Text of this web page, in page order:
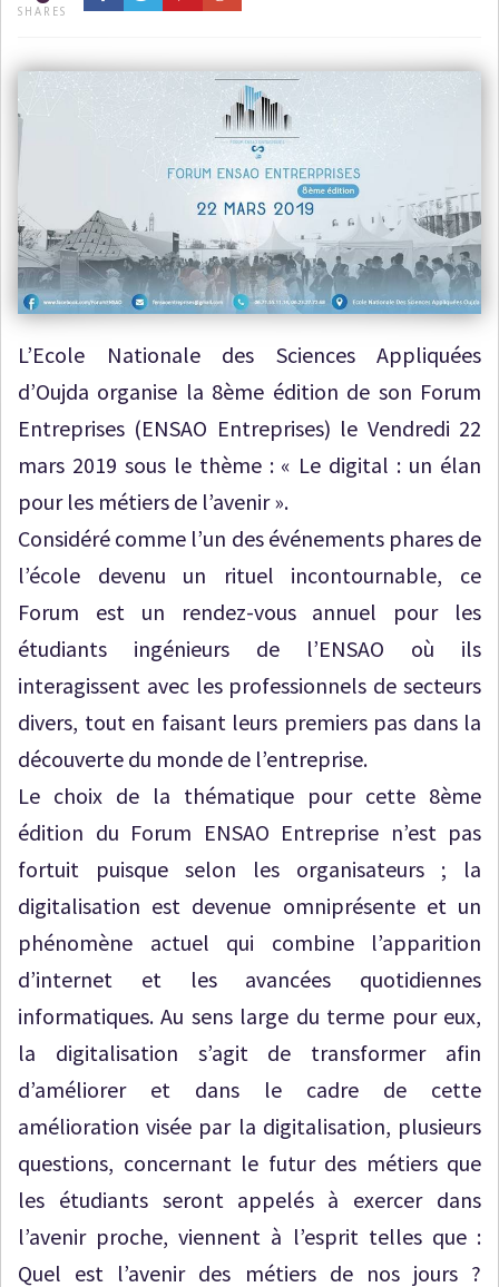
SHARES
L’Ecole Nationale des Sciences Appliquées
d’Oujda organise la 8ème édition de son Forum
Entreprises (ENSAO Entreprises) le Vendredi 22
mars 2019 sous le thème : « Le digital : un élan
pour les métiers de l’avenir ».
Considéré comme l’un des événements phares de
l’école devenu un rituel incontournable, ce
Forum est un rendez-vous annuel pour les
étudiants ingénieurs de l’ENSAO où ils
interagissent avec les professionnels de secteurs
divers, tout en faisant leurs premiers pas dans la
découverte du monde de l’entreprise.
Le choix de la thématique pour cette 8ème
édition du Forum ENSAO Entreprise n’est pas
fortuit puisque selon les organisateurs ; la
digitalisation est devenue omniprésente et un
phénomène actuel qui combine l’apparition
d’internet et les avancées quotidiennes
informatiques. Au sens large du terme pour eux,
la digitalisation s’agit de transformer afin
d’améliorer et dans le cadre de cette
amélioration visée par la digitalisation, plusieurs
questions, concernant le futur des métiers que
les étudiants seront appelés à exercer dans
l’avenir proche, viennent à l’esprit telles que :
Quel est l’avenir des métiers de nos jours ?